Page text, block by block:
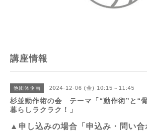
講座情報
他団体企画 2024-12-06 (金) 10:15～11:45
杉並動作術の会 テーマ「“動作術”と“
暮らしラクラク！」
▲申し込みの場合 「申込み・問い合